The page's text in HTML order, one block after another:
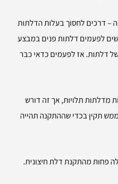
– דרכים לחסוך בעלות הדלתות
לפעמים דלתות פנים במבצע
דלתות. אז לפעמים כדאי כבר
מדלתות תלויות, אך זה דורש
תקין בכדי שההתקנה תהייה
פחות מהתקנת דלת חיצונית.